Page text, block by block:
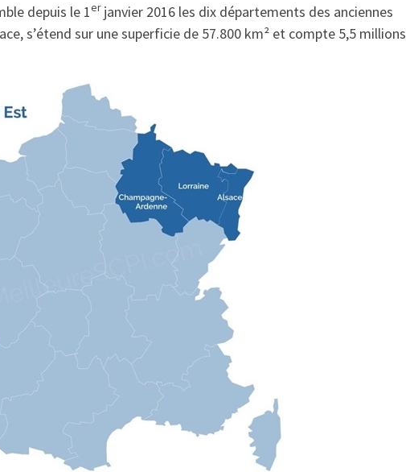
depuis le 1erjanvier 2016 les dix départements des anciennes
s’étend sur une superficie de 57.800 km² et compte 5,5 millions